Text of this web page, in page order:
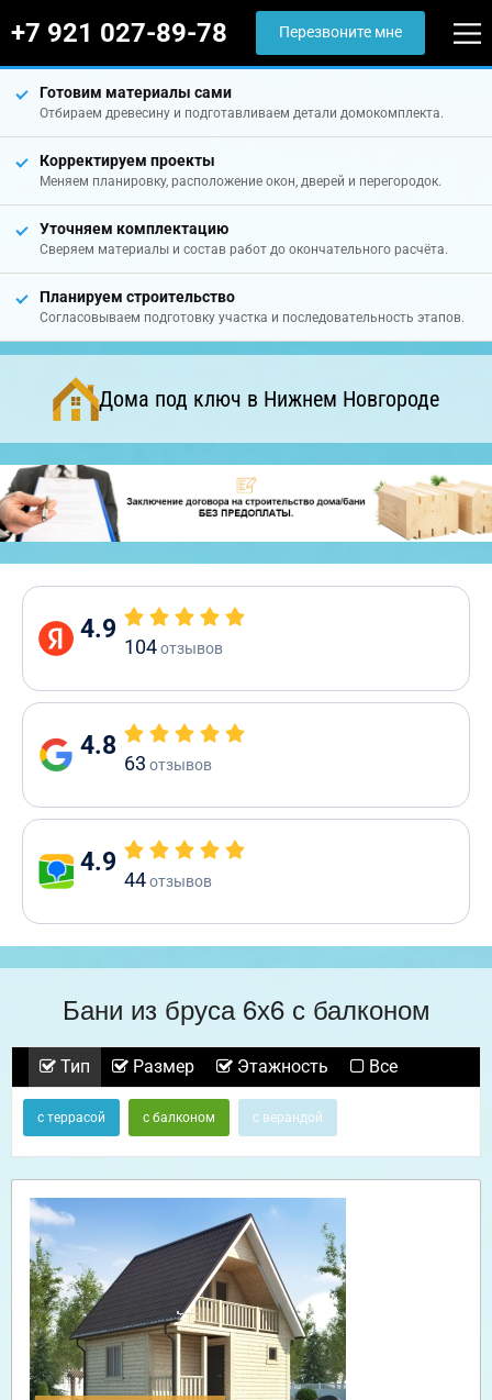
+7 921 027-89-78 Перезвоните мне
Готовим материалы сами
Отбираем древесину и подготавливаем детали домокомплекта.
Корректируем проекты
Меняем планировку, расположение окон, дверей и перегородок.
Уточняем комплектацию
Сверяем материалы и состав работ до окончательного расчёта.
Планируем строительство
Согласовываем подготовку участка и последовательность этапов.
Дома под ключ в Нижнем Новгороде
4.9
104отзывов
4.8
63 отзывов
4.9
44отзывов
Бани из бруса 6х6 с балконом
Тип Размер Этажность Все
с террасой с балконом с верандой